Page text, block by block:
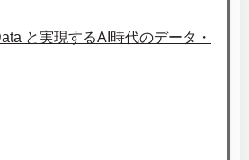
と実現するAI時代のデータ・